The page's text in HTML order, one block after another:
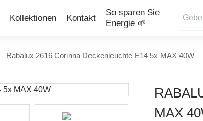
Kollektionen Kontakt
So sparen Sie
Energie 🌱
Rabalux 2616 Corinna Deckenleuchte E14 5x MAX 40W
MAX